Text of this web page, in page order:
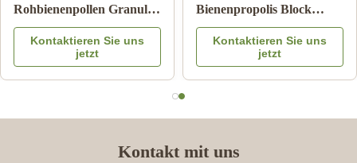
Rohbienenpollen Granulat
25kg Karton
Nahrungsergänzungsmittel
Kontaktieren Sie uns
jetzt
Bienenpropolis Block
Bienenprodukte für die
Gesundheitsversorgung
aus Bienenstern
Kontaktieren Sie uns
jetzt
Kontakt mit uns